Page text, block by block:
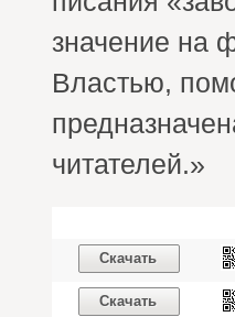
значение на
Властью,
читателей.»
Скачать
Скачать